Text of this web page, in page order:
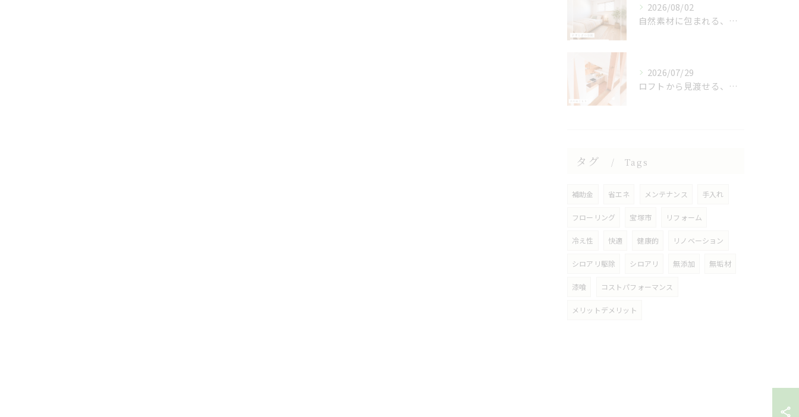
2026/08/02
自然素材に包まれる、心地よい寝室🌿
2026/07/29
ロフトから見渡せる、開放的なキッチン🌿
タグ Tags
補助金 省エネ メンテナンス 手入れ
フローリング 宝塚市 リフォーム
冷え性 快適 健康的 リノベーション
シロアリ駆除 シロアリ 無添加 無垢材
漆喰 コストパフォーマンス
メリットデメリット